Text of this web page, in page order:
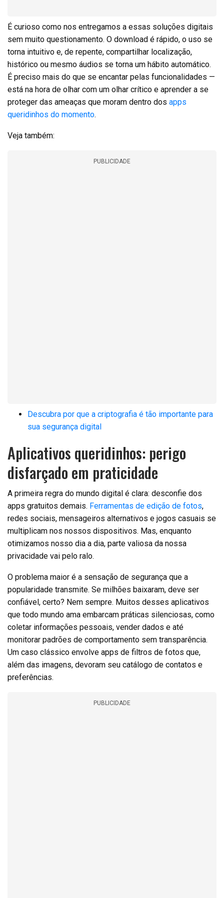
É curioso como nos entregamos a essas soluções digitais
sem muito questionamento. O download é rápido, o uso se
torna intuitivo e, de repente, compartilhar localização,
histórico ou mesmo áudios se torna um hábito automático.
É preciso mais do que se encantar pelas funcionalidades —
está na hora de olhar com um olhar crítico e aprender a se
proteger das ameaças que moram dentro dos apps
queridinhos do momento.
Veja também:
PUBLICIDADE
Descubra por que a criptografia é tão importante para
sua segurança digital
Aplicativos queridinhos: perigo
disfarçado em praticidade
A primeira regra do mundo digital é clara: desconfie dos
apps gratuitos demais. Ferramentas de edição de fotos,
redes sociais, mensageiros alternativos e jogos casuais se
multiplicam nos nossos dispositivos. Mas, enquanto
otimizamos nosso dia a dia, parte valiosa da nossa
privacidade vai pelo ralo.
O problema maior é a sensação de segurança que a
popularidade transmite. Se milhões baixaram, deve ser
confiável, certo? Nem sempre. Muitos desses aplicativos
que todo mundo ama embarcam práticas silenciosas, como
coletar informações pessoais, vender dados e até
monitorar padrões de comportamento sem transparência.
Um caso clássico envolve apps de filtros de fotos que,
além das imagens, devoram seu catálogo de contatos e
preferências.
PUBLICIDADE